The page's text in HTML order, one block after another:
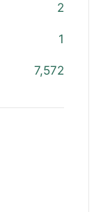
2
1
7,572